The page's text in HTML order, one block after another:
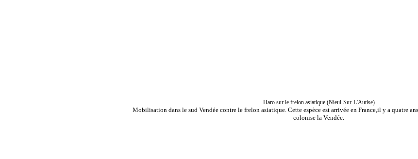
Haro sur le frelon asiatique (Nieul-Sur-L'Autise)
Mobilisation dans le sud Vendée contre le frelon asiatique. Cette espèce est arrivée en France,il y a quatre
colonise la Vendée.